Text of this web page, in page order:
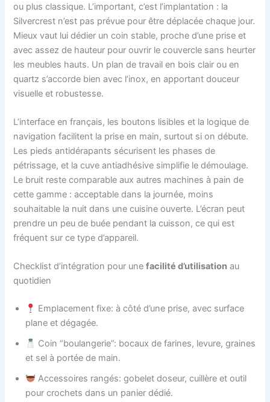
ou plus classique. L’important, c’est l’implantation : la
Silvercrest n’est pas prévue pour être déplacée chaque jour.
Mieux vaut lui dédier un coin stable, proche d’une prise et
avec assez de hauteur pour ouvrir le couvercle sans heurter
les meubles hauts. Un plan de travail en bois clair ou en
quartz s’accorde bien avec l’inox, en apportant douceur
visuelle et robustesse.
L’interface en français, les boutons lisibles et la logique de
navigation facilitent la prise en main, surtout si on débute.
Les pieds antidérapants sécurisent les phases de
pétrissage, et la cuve antiadhésive simplifie le démoulage.
Le bruit reste comparable aux autres machines à pain de
cette gamme : acceptable dans la journée, moins
souhaitable la nuit dans une cuisine ouverte. L’écran peut
prendre un peu de buée pendant la cuisson, ce qui est
fréquent sur ce type d’appareil.
Checklist d’intégration pour unefacilité d’utilisation au
quotidien
Emplacement fixe: à côté d’une prise, avec surface
plane et dégagée.
Coin “boulangerie”: bocaux de farines, levure, graines
et sel à portée de main.
Accessoires rangés: gobelet doseur, cuillère et outil
pour crochets dans un panier dédié.